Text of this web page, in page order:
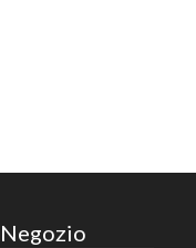
Negozio